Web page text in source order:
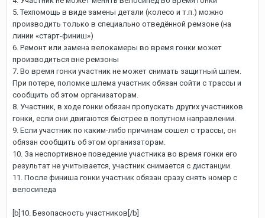
5. Техпомощь в виде замены детали (колесо и т.п.) можно
производить только в специально отведённой ремзоне (на
линии «старт-финиш»)
6. Ремонт или замена велокамеры во время гонки может
производиться вне ремзоны
7. Во время гонки участник не может снимать защитный шлем.
При потере, поломке шлема участник обязан сойти с трассы и
сообщить об этом организаторам.
8. Участник, в ходе гонки обязан пропускать других участников
гонки, если они двигаются быстрее в попутном направлении.
9. Если участник по каким-либо причинам сошел с трассы, он
обязан сообщить об этом организаторам.
10. За неспортивное поведение участника во время гонки его
результат не учитывается, участник снимается с дистанции.
11. После финиша гонки участник обязан сразу снять номер с
велосипеда
[b]10. Безопасность участников[/b]